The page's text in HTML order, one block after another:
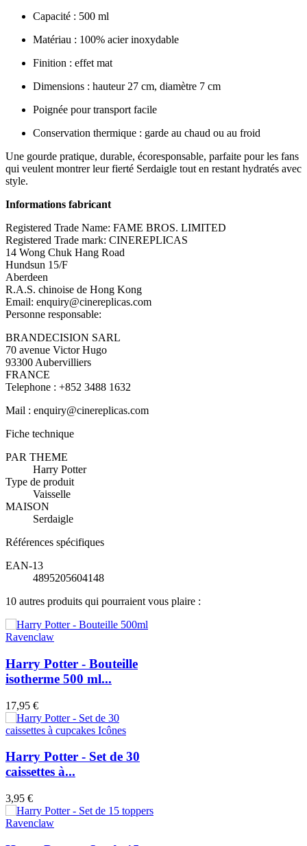
Capacité : 500 ml
Matériau : 100% acier inoxydable
Finition : effet mat
Dimensions : hauteur 27 cm, diamètre 7 cm
Poignée pour transport facile
Conservation thermique : garde au chaud ou au froid
Une gourde pratique, durable, écoresponsable, parfaite pour les fans
qui veulent montrer leur fierté Serdaigle tout en restant hydratés avec
style.
Informations fabricant
Registered Trade Name: FAME BROS. LIMITED
Registered Trade mark: CINEREPLICAS
14 Wong Chuk Hang Road
Hundsun 15/F
Aberdeen
R.A.S. chinoise de Hong Kong
Email: enquiry@cinereplicas.com
Personne responsable:
BRANDECISION SARL
70 avenue Victor Hugo
93300 Aubervilliers
FRANCE
Telephone : +852 3488 1632
Mail : enquiry@cinereplicas.com
Fiche technique
PAR THEME
Harry Potter
Type de produit
Vaisselle
MAISON
Serdaigle
Références spécifiques
EAN-13
4895205604148
10 autres produits qui pourraient vous plaire :
Harry Potter - Bouteille
isotherme 500 ml...
17,95 €
Harry Potter - Set de 30
caissettes à...
3,95 €